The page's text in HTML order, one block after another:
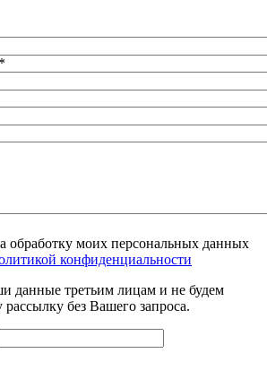
*
обработку моих персональных данных
конфиденциальности
данные третьим лицам и не будем
без Вашего запроса.